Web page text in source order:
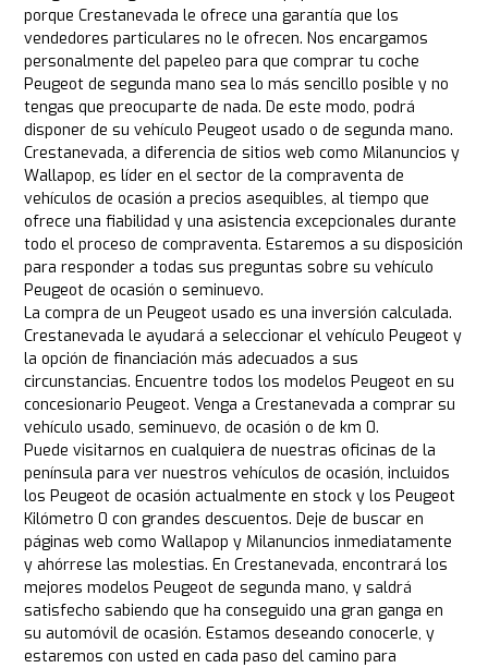
porque Crestanevada le ofrece una garantía que los
vendedores particulares no le ofrecen. Nos encargamos
personalmente del papeleo para que comprar tu coche
Peugeot de segunda mano sea lo más sencillo posible y no
tengas que preocuparte de nada. De este modo, podrá
disponer de su vehículo Peugeot usado o de segunda mano.
Crestanevada, a diferencia de sitios web como Milanuncios y
Wallapop, es líder en el sector de la compraventa de
vehículos de ocasión a precios asequibles, al tiempo que
ofrece una fiabilidad y una asistencia excepcionales durante
todo el proceso de compraventa. Estaremos a su disposición
para responder a todas sus preguntas sobre su vehículo
Peugeot de ocasión o seminuevo.
La compra de un Peugeot usado es una inversión calculada.
Crestanevada le ayudará a seleccionar el vehículo Peugeot y
la opción de financiación más adecuados a sus
circunstancias. Encuentre todos los modelos Peugeot en su
concesionario Peugeot. Venga a Crestanevada a comprar su
vehículo usado, seminuevo, de ocasión o de km 0.
Puede visitarnos en cualquiera de nuestras oficinas de la
península para ver nuestros vehículos de ocasión, incluidos
los Peugeot de ocasión actualmente en stock y los Peugeot
Kilómetro 0 con grandes descuentos. Deje de buscar en
páginas web como Wallapop y Milanuncios inmediatamente
y ahórrese las molestias. En Crestanevada, encontrará los
mejores modelos Peugeot de segunda mano, y saldrá
satisfecho sabiendo que ha conseguido una gran ganga en
su automóvil de ocasión. Estamos deseando conocerle, y
estaremos con usted en cada paso del camino para